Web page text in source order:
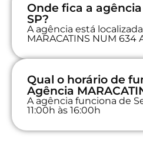
Onde fica a agência
SP?
A agência está
MARACATINS NUM 634
Qual o horário de
Agência
A agência funciona de
11:00h às 16:00h